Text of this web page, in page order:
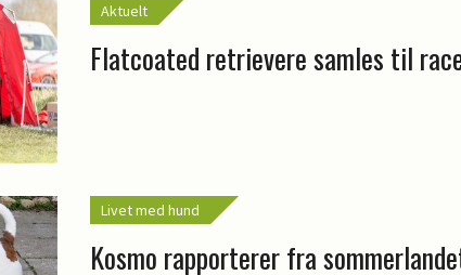
Aktuelt
Flatcoated retrievere samles til
Livet med hund
Kosmo rapporterer fra